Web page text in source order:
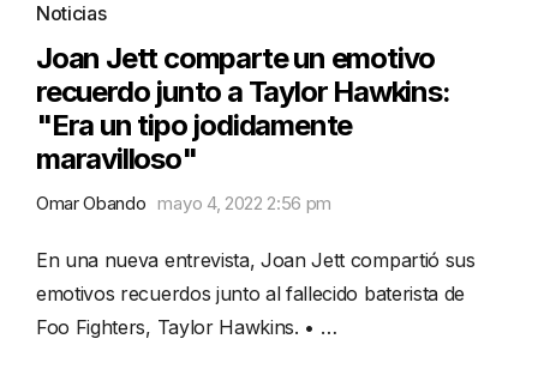
Noticias
Joan Jett comparte un emotivo
recuerdo junto a Taylor Hawkins:
"Era un tipo jodidamente
maravilloso"
Omar Obando mayo 4, 2022 2:56 pm
En una nueva entrevista, Joan Jett compartió sus
emotivos recuerdos junto al fallecido baterista de
Foo Fighters, Taylor Hawkins. • …